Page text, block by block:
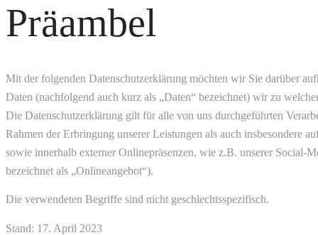
Präambel
Mit der folgenden Datenschutzerklärung möchten wir Sie darüber
Daten (nachfolgend auch kurz als „Daten“ bezeichnet) wir zu
Die Datenschutzerklärung gilt für alle von uns durchgeführten
Rahmen der Erbringung unserer Leistungen als auch insbesondere
sowie innerhalb externer Onlinepräsenzen, wie z.B. unserer Social-
bezeichnet als „Onlineangebot“).
Die verwendeten Begriffe sind nicht geschlechtsspezifisch.
Stand: 17. April 2023